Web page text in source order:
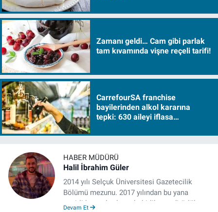
Zamanı geldi… Cam gibi parlak
tam kıvamında vişne reçeli tarifi!
CarrefourSA franchise
bayilerinden alkol kararına
tepki: 630 aileyi iflasa
HABER MÜDÜRÜ
Halil İbrahim Güler
2014 yılı Selçuk Üniversitesi Gazetecilik
Bölümü mezunu. 2017 yılından bu yana
çeşitli kurumlarda muhabirlik ve editörlük
Devam Et